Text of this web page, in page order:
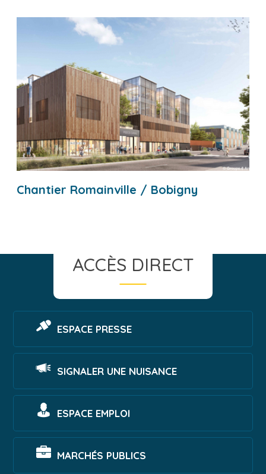
Chantier Romainville / Bobigny
ACCÈS DIRECT
ESPACE PRESSE
SIGNALER UNE NUISANCE
ESPACE EMPLOI
MARCHÉS PUBLICS